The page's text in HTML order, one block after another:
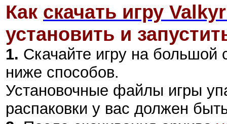
Как скачать игру
установить и
1. Скачайте игру на большой
ниже способов.
Установочные файлы игры
распаковки у вас должен